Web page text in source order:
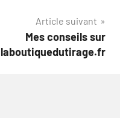
Article suivant
Mes conseils sur